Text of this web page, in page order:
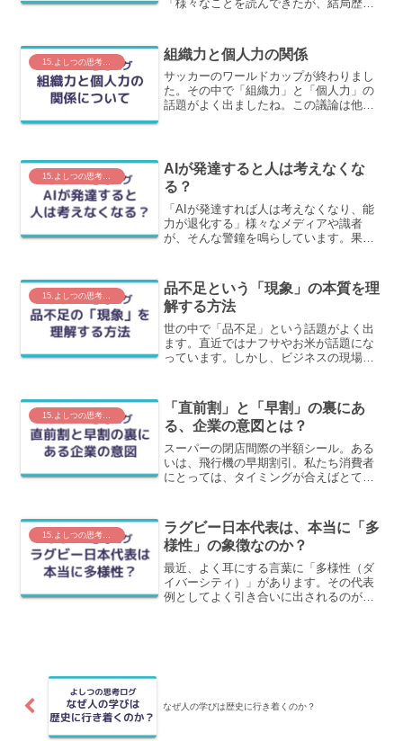
「様々なことを読んできたが、結局歴史
く心に残りました。理由は、良い言葉だ
ったからではなく、学ん...
15.よしつの思考ログ 組織力と個人力の関係
サッカーのワールドカップが終わりまし
た。その中で「組織力」と「個人力」の
話題がよく出ましたね。この議論は他の
必要な時代になっており、元...
15.よしつの思考ログ
AIが発達すると人は考えなくな
る？
「AIが発達すれば人は考えなくなり、能
力が退化する」様々なメディアや識者
が、そんな警鐘を鳴らしています。果た
れる実は、この数十年の間にも、新しい
技術が出るたびに同じことが...
15.よしつの思考ログ
品不足という「現象」の本質を理
解する方法
世の中で「品不足」という話題がよく出
ます。直近ではナフサやお米が話題にな
っています。しかし、ビジネスの現場に
理な結末」であることが見えてきます。
私が品不足と聞いた時に4...
15.よしつの思考ログ
「直前割」と「早割」の裏にあ
る、企業の意図とは？
スーパーの閉店間際の半額シール。ある
いは、飛行機の早期割引。私たち消費者
にとっては、タイミングが合えばとても
的の違い」を考えたことはあるでしょう
か。実はこれら一見似たよ...
15.よしつの思考ログ
ラグビー日本代表は、本当に「多
様性」の象徴なのか？
最近、よく耳にする言葉に「多様性（ダ
イバーシティ）」があります。その代表
例としてよく引き合いに出されるのが、
なぜ人の学びは歴史に行き着くのか？